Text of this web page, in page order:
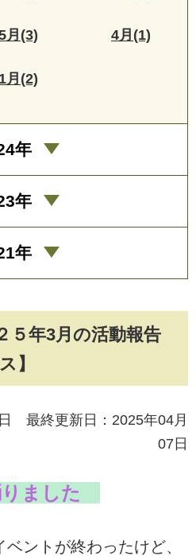
年3月の活動報告
】
最終更新日：2025年04月
07日
ました
ントが終わったけど、
月(3) 4月(1)
1月(2)
年
年
年